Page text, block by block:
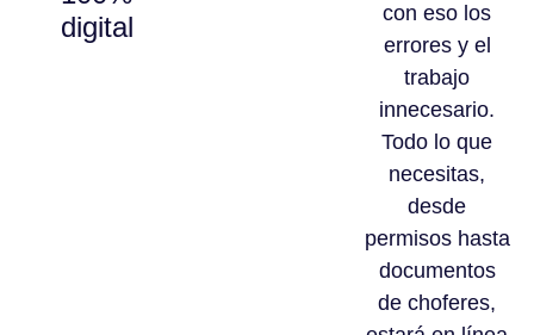
digital
con eso los
errores y el
trabajo
innecesario.
Todo lo que
necesitas,
desde
permisos hasta
documentos
de choferes,